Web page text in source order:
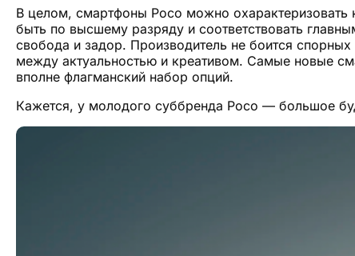
В целом, смартфоны Poco можно охарактеризовать
быть по высшему разряду и соответствовать
свобода и задор. Производитель не боится
между актуальностью и креативом. Самые новые
вполне флагманский набор опций.
Кажется, у молодого суббренда Poco — большое